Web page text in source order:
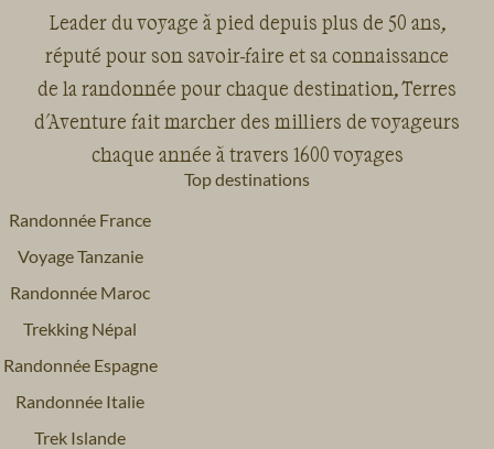
Leader du voyage à pied depuis plus de 50 ans,
réputé pour son savoir-faire et sa connaissance
de la randonnée pour chaque destination, Terres
d'Aventure fait marcher des milliers de voyageurs
chaque année à travers 1600 voyages
Top destinations
Randonnée France
Voyage Tanzanie
Randonnée Maroc
Trekking Népal
Randonnée Espagne
Randonnée Italie
Trek Islande